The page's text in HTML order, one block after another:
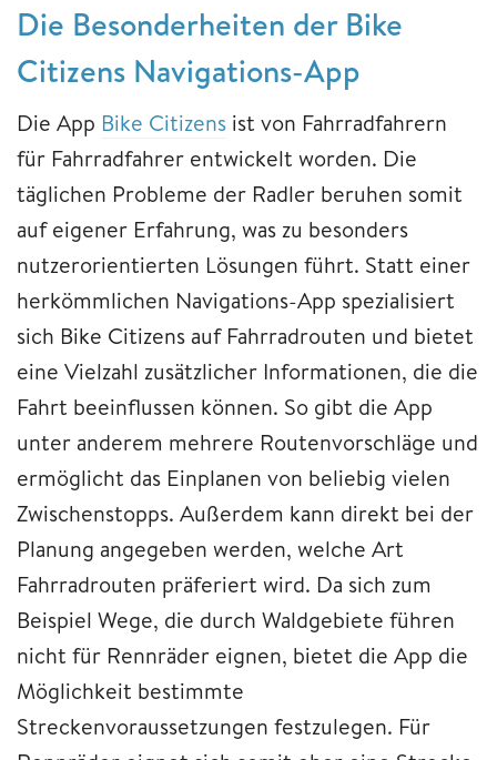
Die Besonderheiten der Bike
Citizens Navigations-App
Die App Bike Citizens ist von Fahrradfahrern
für Fahrradfahrer entwickelt worden. Die
täglichen Probleme der Radler beruhen somit
auf eigener Erfahrung, was zu besonders
nutzerorientierten Lösungen führt. Statt einer
herkömmlichen Navigations-App spezialisiert
sich Bike Citizens auf Fahrradrouten und bietet
eine Vielzahl zusätzlicher Informationen, die die
Fahrt beeinflussen können. So gibt die App
unter anderem mehrere Routenvorschläge und
ermöglicht das Einplanen von beliebig vielen
Zwischenstopps. Außerdem kann direkt bei der
Planung angegeben werden, welche Art
Fahrradrouten präferiert wird. Da sich zum
Beispiel Wege, die durch Waldgebiete führen
nicht für Rennräder eignen, bietet die App die
Möglichkeit bestimmte
Streckenvoraussetzungen festzulegen. Für